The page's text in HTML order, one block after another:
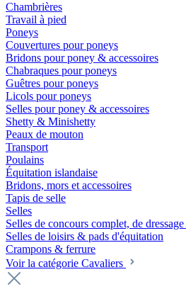
Chambrières
Travail à pied
Poneys
Couvertures pour poneys
Bridons pour poney & accessoires
Chabraques pour poneys
Guêtres pour poneys
Licols pour poneys
Selles pour poney & accessoires
Shetty & Minishetty
Peaux de mouton
Transport
Poulains
Équitation islandaise
Bridons, mors et accessoires
Tapis de selle
Selles
Selles de concours complet, de
Selles de loisirs & pads d'équitation
Crampons & ferrure
Voir la catégorie Cavaliers